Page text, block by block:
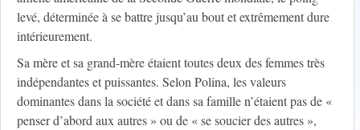
levé, déterminée à se battre jusqu’au bout et extrêmement dure
intérieurement.
Sa mère et sa grand-mère étaient toutes deux des femmes très
indépendantes et puissantes. Selon Polina, les valeurs
dominantes dans la société et dans sa famille n’étaient pas de «
penser d’abord aux autres » ou de « se soucier des autres »,